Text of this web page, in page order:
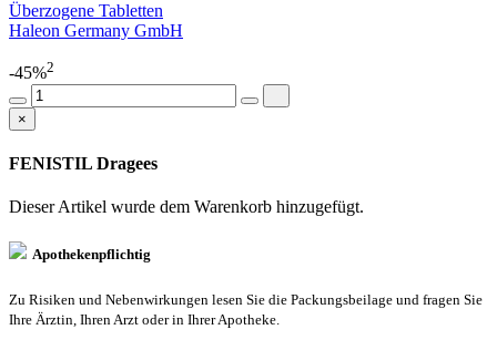
Überzogene Tabletten
Haleon Germany GmbH
-45%2
×
FENISTIL Dragees
Dieser Artikel wurde dem Warenkorb hinzugefügt.
Apothekenpflichtig
Zu Risiken und Nebenwirkungen lesen Sie die Packungsbeilage und fragen Sie
Ihre Ärztin, Ihren Arzt oder in Ihrer Apotheke.